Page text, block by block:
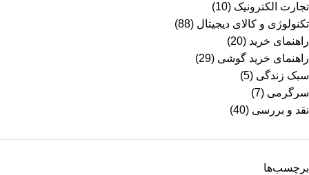
تجارت الکترونیک (10)
تکنولوژی و کالای دیجیتال (88)
راهنمای خرید (20)
راهنمای خرید گوشی (29)
سبک زندگی (5)
سرگرمی (7)
نقد و بررسی (40)
برچسب‌ها